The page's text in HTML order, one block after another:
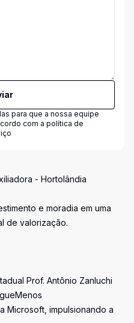
para que a nossa equipe
com a política de
- Hortolândia
e moradia em uma
de valorização.
Prof. Antônio Zanluchi
Microsoft, impulsionando a